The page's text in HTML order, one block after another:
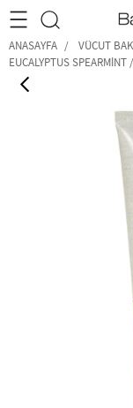
•2200₺ ve
ANASAYFA VÜCUT
EUCALYPTUS